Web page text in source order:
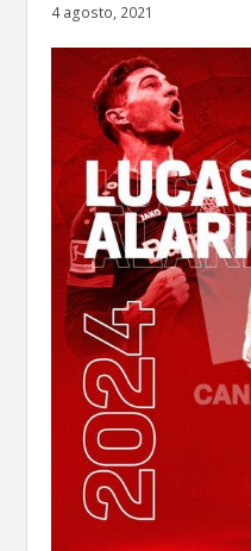
4 agosto, 2021